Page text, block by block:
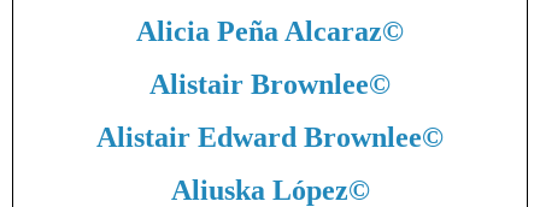
Alicia Peña Alcaraz©
Alistair Brownlee©
Alistair Edward Brownlee©
Aliuska López©